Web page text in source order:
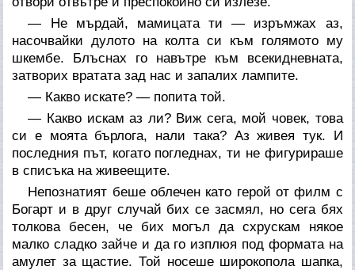
— Не мърдай, мамицата ти — изръмжах аз,
насочвайки дулото на колта си към голямото му
шкембе. Блъснах го навътре към всекидневната,
затворих вратата зад нас и запалих лампите.
— Какво искате? — попита той.
— Какво искам аз ли? Виж сега, мой човек, това
си е моята бърлога, нали така? Аз живея тук. И
последния път, когато погледнах, ти не фигурираше
в списъка на живеещите.
Непознатият беше облечен като герой от филм с
Богарт и в друг случай бих се засмял, но сега бях
толкова бесен, че бих могъл да схрускам някое
малко сладко зайче и да го изплюя под формата на
амулет за щастие. Той носеше широкопола шапка,